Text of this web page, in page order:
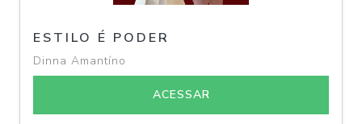
ESTILO É PODER
Dinna Amantíno
ACESSAR